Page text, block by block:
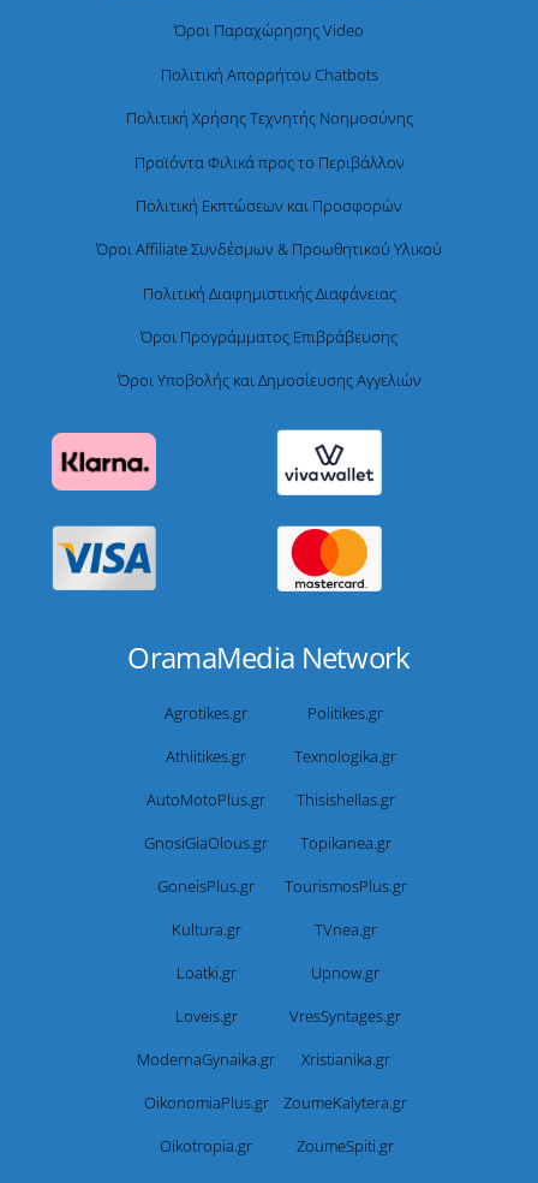
Όροι Παραχώρησης Video
Πολιτική Απορρήτου Chatbots
Πολιτική Χρήσης Τεχνητής Νοημοσύνης
Προϊόντα Φιλικά προς το Περιβάλλον
Πολιτική Εκπτώσεων και Προσφορών
Όροι Affiliate Συνδέσμων & Προωθητικού Υλικού
Πολιτική Διαφημιστικής Διαφάνειας
Όροι Προγράμματος Επιβράβευσης
Όροι Υποβολής και Δημοσίευσης Αγγελιών
OramaMedia Network
Agrotikes.gr
Politikes.gr
Athlitikes.gr
Texnologika.gr
AutoMotoPlus.gr
Thisishellas.gr
GnosiGiaOlous.gr
Topikanea.gr
GoneisPlus.gr
TourismosPlus.gr
Kultura.gr
TVnea.gr
Loatki.gr
Upnow.gr
Loveis.gr
VresSyntages.gr
ModernaGynaika.gr
Xristianika.gr
OikonomiaPlus.gr
ZoumeKalytera.gr
Oikotropia.gr
ZoumeSpiti.gr